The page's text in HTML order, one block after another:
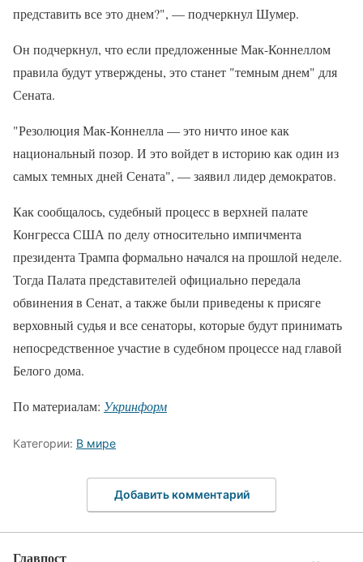
представить все это днем?", — подчеркнул Шумер.
Он подчеркнул, что если предложенные Мак-Коннеллом
правила будут утверждены, это станет "темным днем" для
Сената.
"Резолюция Мак-Коннелла — это ничто иное как
национальный позор. И это войдет в историю как один из
самых темных дней Сената", — заявил лидер демократов.
Как сообщалось, судебный процесс в верхней палате
Конгресса США по делу относительно импичмента
президента Трампа формально начался на прошлой неделе.
Тогда Палата представителей официально передала
обвинения в Сенат, а также были приведены к присяге
верховный судья и все сенаторы, которые будут принимать
непосредственное участие в судебном процессе над главой
Белого дома.
По материалам: Укринформ
Категории: В мире
Добавить комментарий
Главпост